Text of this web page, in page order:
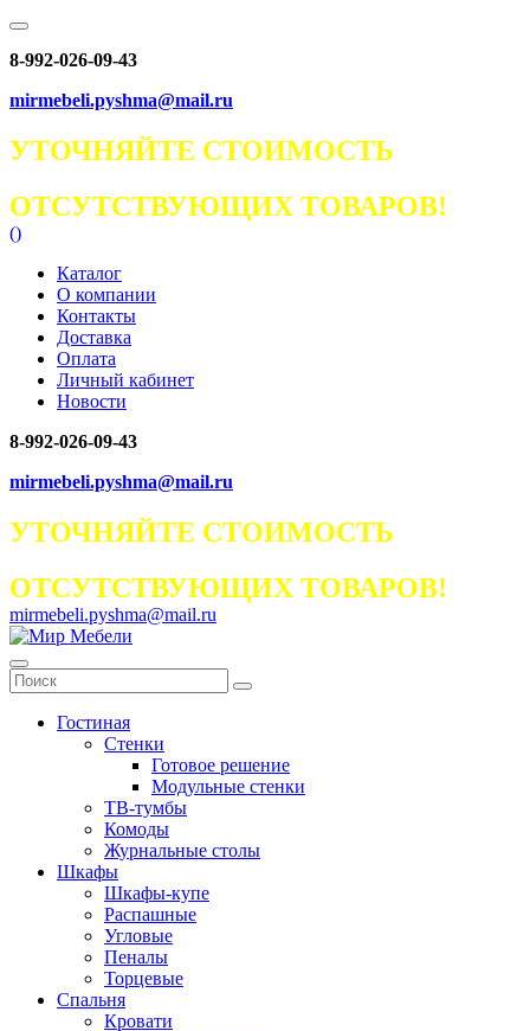
8-992-026-09-43
mirmebeli.pyshma@mail.ru
УТОЧНЯЙТЕ СТОИМОСТЬ
ОТСУТСТВУЮЩИХ ТОВАРОВ!
()
Каталог
О компании
Контакты
Доставка
Оплата
Личный кабинет
Новости
8-992-026-09-43
mirmebeli.pyshma@mail.ru
УТОЧНЯЙТЕ СТОИМОСТЬ
ОТСУТСТВУЮЩИХ ТОВАРОВ!
mirmebeli.pyshma@mail.ru
Гостиная
Стенки
Готовое решение
Модульные стенки
ТВ-тумбы
Комоды
Журнальные столы
Шкафы
Шкафы-купе
Распашные
Угловые
Пеналы
Торцевые
Спальня
Кровати